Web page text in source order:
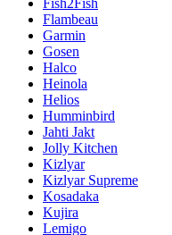
Fish2Fish
Flambeau
Garmin
Gosen
Halco
Heinola
Helios
Humminbird
Jahti Jakt
Jolly Kitchen
Kizlyar
Kizlyar Supreme
Kosadaka
Kujira
Lemigo